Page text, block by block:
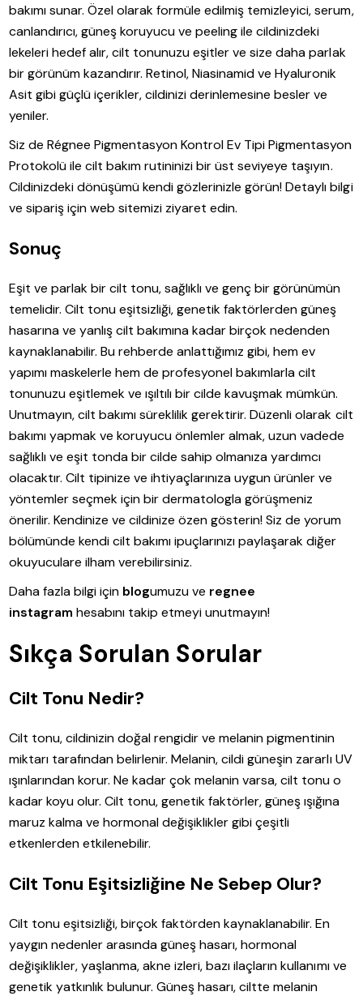
bakımı sunar. Özel olarak formüle edilmiş temizleyici, serum,
canlandırıcı, güneş koruyucu ve peeling ile cildinizdeki
lekeleri hedef alır, cilt tonunuzu eşitler ve size daha parlak
bir görünüm kazandırır. Retinol, Niasinamid ve Hyaluronik
Asit gibi güçlü içerikler, cildinizi derinlemesine besler ve
yeniler.
Siz de Régnee Pigmentasyon Kontrol Ev Tipi Pigmentasyon
Protokolü ile cilt bakım rutininizi bir üst seviyeye taşıyın.
Cildinizdeki dönüşümü kendi gözlerinizle görün! Detaylı bilgi
ve sipariş için web sitemizi ziyaret edin.
Sonuç
Eşit ve parlak bir cilt tonu, sağlıklı ve genç bir görünümün
temelidir. Cilt tonu eşitsizliği, genetik faktörlerden güneş
hasarına ve yanlış cilt bakımına kadar birçok nedenden
kaynaklanabilir. Bu rehberde anlattığımız gibi, hem ev
yapımı maskelerle hem de profesyonel bakımlarla cilt
tonunuzu eşitlemek ve ışıltılı bir cilde kavuşmak mümkün.
Unutmayın, cilt bakımı süreklilik gerektirir. Düzenli olarak cilt
bakımı yapmak ve koruyucu önlemler almak, uzun vadede
sağlıklı ve eşit tonda bir cilde sahip olmanıza yardımcı
olacaktır. Cilt tipinize ve ihtiyaçlarınıza uygun ürünler ve
yöntemler seçmek için bir dermatologla görüşmeniz
önerilir. Kendinize ve cildinize özen gösterin! Siz de yorum
bölümünde kendi cilt bakımı ipuçlarınızı paylaşarak diğer
okuyuculare ilham verebilirsiniz.
Daha fazla bilgi için blogumuzu ve regnee
instagram hesabını takip etmeyi unutmayın!
Sıkça Sorulan Sorular
Cilt Tonu Nedir?
Cilt tonu, cildinizin doğal rengidir ve melanin pigmentinin
miktarı tarafından belirlenir. Melanin, cildi güneşin zararlı UV
ışınlarından korur. Ne kadar çok melanin varsa, cilt tonu o
kadar koyu olur. Cilt tonu, genetik faktörler, güneş ışığına
maruz kalma ve hormonal değişiklikler gibi çeşitli
etkenlerden etkilenebilir.
Cilt Tonu Eşitsizliğine Ne Sebep Olur?
Cilt tonu eşitsizliği, birçok faktörden kaynaklanabilir. En
yaygın nedenler arasında güneş hasarı, hormonal
değişiklikler, yaşlanma, akne izleri, bazı ilaçların kullanımı ve
genetik yatkınlık bulunur. Güneş hasarı, ciltte melanin